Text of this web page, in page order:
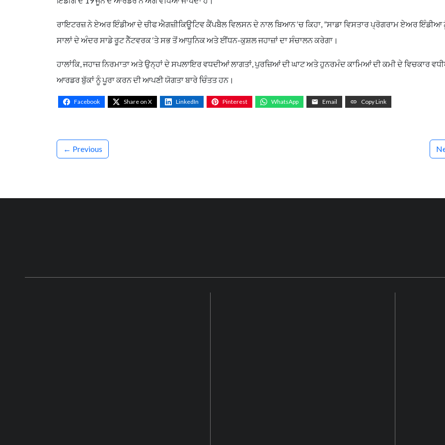
ਰਾਇਟਰਜ਼ ਨੇ ਏਅਰ ਇੰਡੀਆ ਦੇ ਚੀਫ ਐਗਜ਼ੀਕਿਊਟਿਵ ਕੈਂਪਬੈਲ ਵਿਲਸਨ ਦੇ ਨਾਲ ਬਿਆਨ ‘ਚ ਕਿਹਾ, ”ਸਾਡਾ ਵਿਸਤਾਰ ਪ੍ਰੋਗਰਾਮ ਏਅਰ ਇੰਡੀਆ
ਸਾਲਾਂ ਦੇ ਅੰਦਰ ਸਾਡੇ ਰੂਟ ਨੈੱਟਵਰਕ ‘ਤੇ ਸਭ ਤੋਂ ਆਧੁਨਿਕ ਅਤੇ ਈਂਧਨ-ਕੁਸ਼ਲ ਜਹਾਜ਼ਾਂ ਦਾ ਸੰਚਾਲਨ ਕਰੇਗਾ।
ਹਾਲਾਂਕਿ, ਜਹਾਜ਼ ਨਿਰਮਾਤਾ ਅਤੇ ਉਨ੍ਹਾਂ ਦੇ ਸਪਲਾਇਰ ਵਧਦੀਆਂ ਲਾਗਤਾਂ, ਪੁਰਜ਼ਿਆਂ ਦੀ ਘਾਟ ਅਤੇ ਹੁਨਰਮੰਦ ਕਾਮਿਆਂ ਦੀ ਕਮੀ ਦੇ ਵਿਚਕਾਰ
ਆਰਡਰ ਬੁੱਕਾਂ ਨੂੰ ਪੂਰਾ ਕਰਨ ਦੀ ਆਪਣੀ ਯੋਗਤਾ ਬਾਰੇ ਚਿੰਤਤ ਹਨ।
Facebook Share on X LinkedIn Pinterest WhatsApp Email Copy Link
← Previous